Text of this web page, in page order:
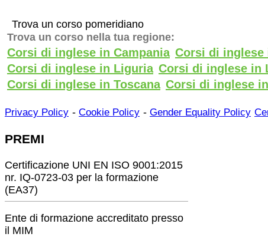
Trova un corso pomeridiano
Trova un corso nella tua regione:
Corsi di inglese in Campania Corsi di inglese
Corsi di inglese in Liguria Corsi di inglese in
Corsi di inglese in Toscana Corsi di inglese
Privacy Policy - Cookie Policy - Gender Equality Policy
PREMI
Certificazione UNI EN ISO 9001:2015
nr. IQ-0723-03 per la formazione
(EA37)
Ente di formazione accreditato presso
il MIM